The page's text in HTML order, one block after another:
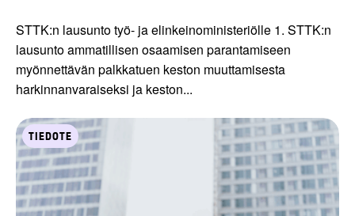
STTK:n lausunto työ- ja elinkeinoministeriölle 1. STTK:n
lausunto ammatillisen osaamisen parantamiseen
myönnettävän palkkatuen keston muuttamisesta
harkinnanvaraiseksi ja keston...
TIEDOTE